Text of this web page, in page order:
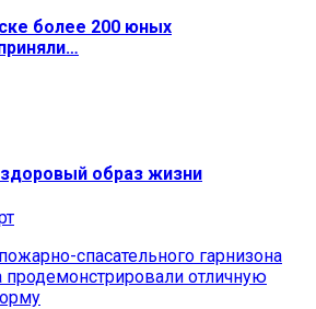
более 200 юных
образ жизни